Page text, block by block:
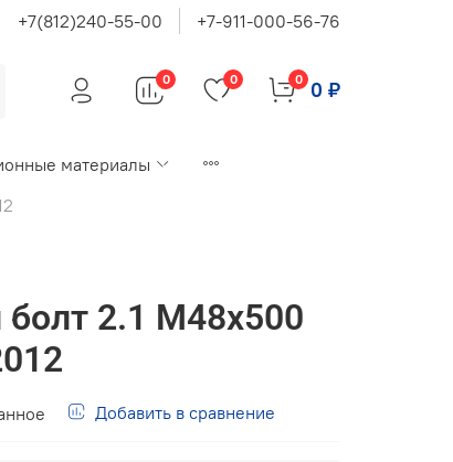
+7(812)240-55-00 +7-911-000-56-76
0 0 0 0 ₽
материалы
2.1 М48х500
Добавить в сравнение